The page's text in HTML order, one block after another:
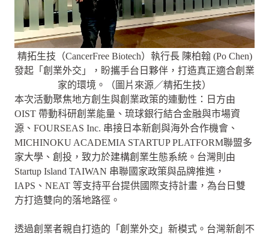
精拓生技（CancerFree Biotech）執行長 陳柏翰 (Po Chen)
發起「創業外交」，盼攜手台日夥伴，打造真正適合創業
家的環境。（圖片來源／精拓生技）
本次活動聚焦地方創生與創業政策的連動性：日方由
OIST 帶動科研創業能量、琉球銀行結合金融與市場資
源、FOURSEAS Inc. 串接日本新創與海外合作機會、
MICHINOKU ACADEMIA STARTUP PLATFORM聯盟多
家大學、創投，致力於建構創業生態系統。台灣則由
Startup Island TAIWAN 串聯國家政策與品牌推進，
IAPS、NEAT 等支持平台提供國際支持計畫，為台日雙
方打造雙向的落地路徑。
透過創業者親自打造的「創業外交」新模式。台灣新創不